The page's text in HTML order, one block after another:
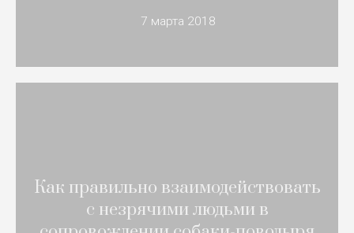
7 марта 2018
Как правильно взаимодействовать
с незрячими людьми в